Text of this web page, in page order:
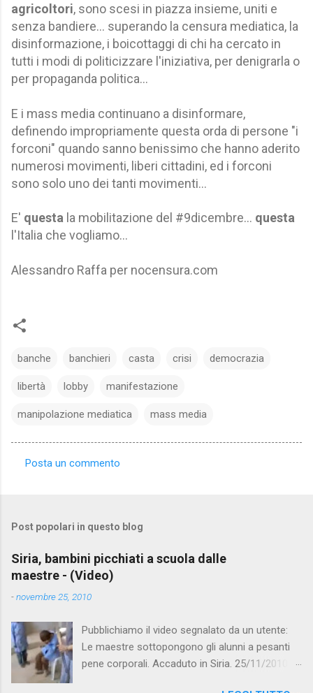
agricoltori, sono scesi in piazza insieme, uniti e
senza bandiere... superando la censura mediatica, la
disinformazione, i boicottaggi di chi ha cercato in
tutti i modi di politicizzare l'iniziativa, per denigrarla o
per propaganda politica...
E i mass media continuano a disinformare,
definendo impropriamente questa orda di persone "i
forconi" quando sanno benissimo che hanno aderito
numerosi movimenti, liberi cittadini, ed i forconi
sono solo uno dei tanti movimenti...
E' questa la mobilitazione del #9dicembre... questa
l'Italia che vogliamo...
Alessandro Raffa per nocensura.com
banche banchieri casta crisi democrazia
libertà lobby manifestazione
manipolazione mediatica mass media
e
n
t
Posta un commento
Post popolari in questo blog
Siria, bambini picchiati a scuola dalle
maestre - (Video)
-novembre 25, 2010
Pubblichiamo il video segnalato da un utente:
Le maestre sottopongono gli alunni a pesanti
pene corporali. Accaduto in Siria. 25/11/2010